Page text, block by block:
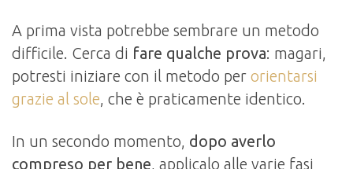
A prima vista potrebbe sembrare un metodo
difficile. Cerca di fare qualche prova: magari,
potresti iniziare con il metodo per orientarsi
grazie al sole, che è praticamente identico.
In un secondo momento, dopo averlo
compreso per bene, applicalo alle varie fasi